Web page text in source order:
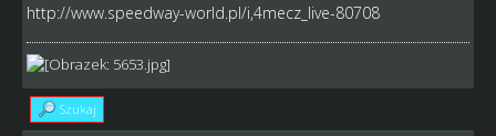
http://www.speedway-world.pl/i,4mecz_live-80708
Szukaj